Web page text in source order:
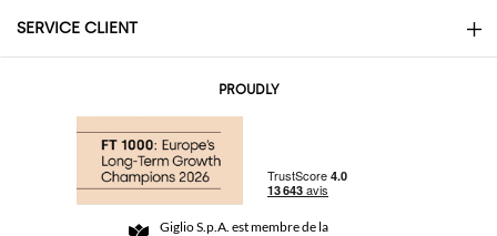
About
Community Store
SERVICE CLIENT
Retours et Remboursements
Termes et conditions générales de vente
PROUDLY
Giglio S.p.A. est membre de la